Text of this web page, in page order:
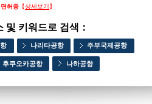
허증 【상세보기】
및 키워드로 검색：
나리타공항 주부국제공항
후쿠오카공항 나하공항